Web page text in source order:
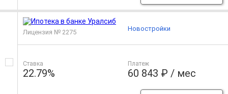
Лицензия № 2275
Ставка
22.79%
Платеж
60 843 ₽ / мес
Новостройки